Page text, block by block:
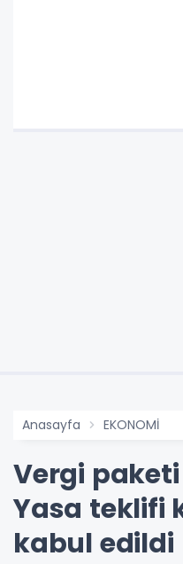
Anasayfa EKONOMİ
Vergi
Yasa teklifi
kabul edildi